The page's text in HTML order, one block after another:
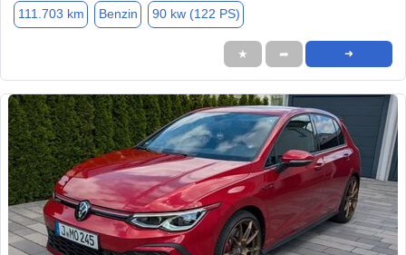
111.703 km Benzin 90 kw (122 PS)
★ ➦ ➜